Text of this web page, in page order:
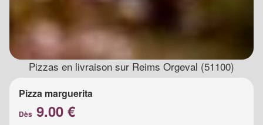
Pizzas en livraison sur Reims Orgeval (51100)
Pizza marguerita
Dès 9.00 €